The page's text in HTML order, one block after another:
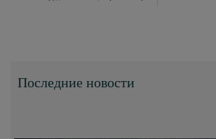
Последние новости